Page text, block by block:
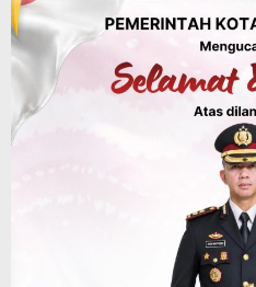
Agustus 9, 2026
Budaya & Pariwisata
Bunda PAUD
Belajar Sambil Lihat
Literasi di Taman
Pemkab Balangan